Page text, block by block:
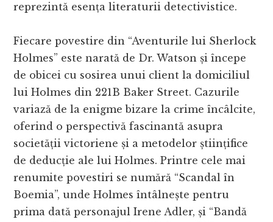
reprezintă esența literaturii detectivistice.
Fiecare povestire din “Aventurile lui Sherlock
Holmes” este narată de Dr. Watson și începe
de obicei cu sosirea unui client la domiciliul
lui Holmes din 221B Baker Street. Cazurile
variază de la enigme bizare la crime încâlcite,
oferind o perspectivă fascinantă asupra
societății victoriene și a metodelor științifice
de deducție ale lui Holmes. Printre cele mai
renumite povestiri se numără “Scandal în
Boemia”, unde Holmes întâlnește pentru
prima dată personajul Irene Adler, și “Bandă